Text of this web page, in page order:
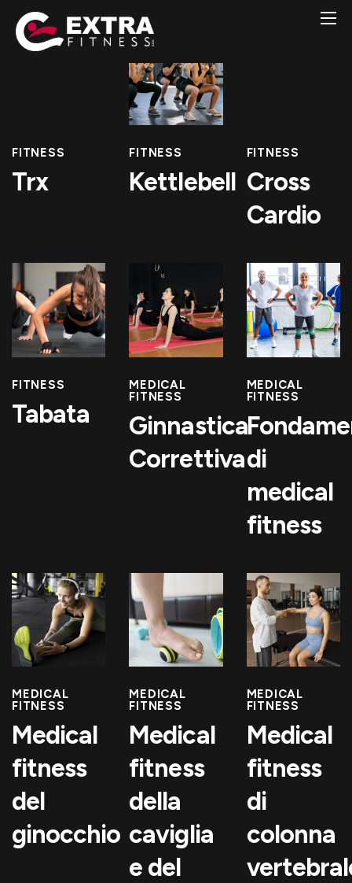
FITNESS
Trx
FITNESS
Kettlebell
FITNESS
Cross
Cardio
FITNESS
Tabata
MEDICAL
FITNESS
Ginnastica
Correttiva
MEDICAL
FITNESS
di
medical
fitness
MEDICAL
FITNESS
Medical
fitness
del
ginocchio
MEDICAL
FITNESS
Medical
fitness
della
caviglia
e del
MEDICAL
FITNESS
Medical
fitness
di
colonna